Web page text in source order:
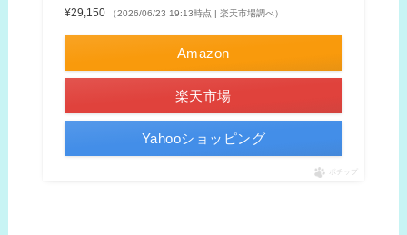
¥29,150
（2026/06/23 19:13時点 | 楽天市場調べ）
Amazon
楽天市場
Yahooショッピング
ポチップ